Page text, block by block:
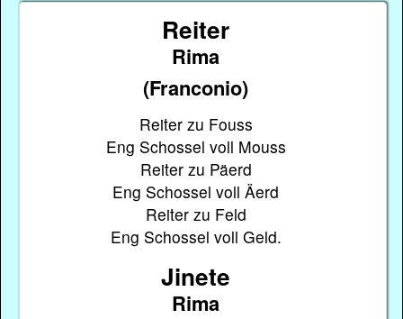
Reiter
Rima
(Franconio)
Reiter zu Fouss
Eng Schossel voll Mouss
Reiter zu Päerd
Eng Schossel voll Äerd
Reiter zu Feld
Eng Schossel voll Geld.
Jinete
Rima